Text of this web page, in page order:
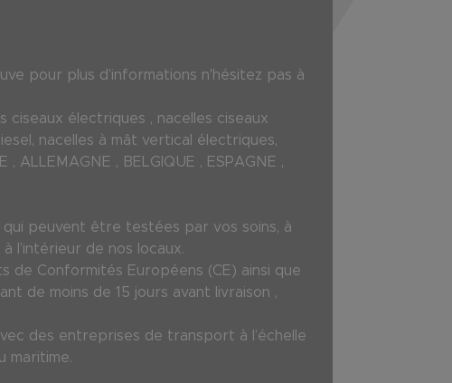
pour plus d’informations n'hésitez pas à
électriques , nacelles ciseaux
nacelles à mât vertical électriques,
ALLEMAGNE , BELGIQUE , ESPAGNE ,
peuvent être testées par vos soins, à
l’intérieur de nos locaux.
de Conformités Européens (CE) ainsi que
de moins de 15 jours avant livraison ,
des entreprises de transport à l’échelle
maritime.